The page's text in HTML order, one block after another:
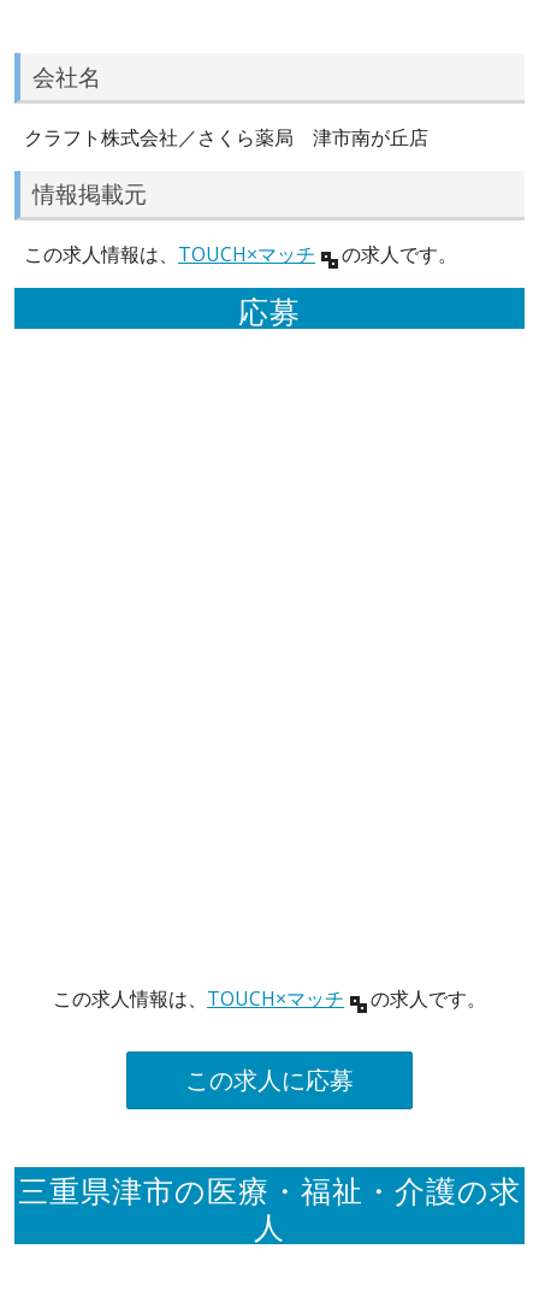
会社名
クラフト株式会社／さくら薬局 津市南が丘店
情報掲載元
この求人情報は、 TOUCH×マッチ の求人です。
応募
この求人情報は、 TOUCH×マッチ の求人です。
この求人に応募
三重県津市の医療・福祉・介護の求
人